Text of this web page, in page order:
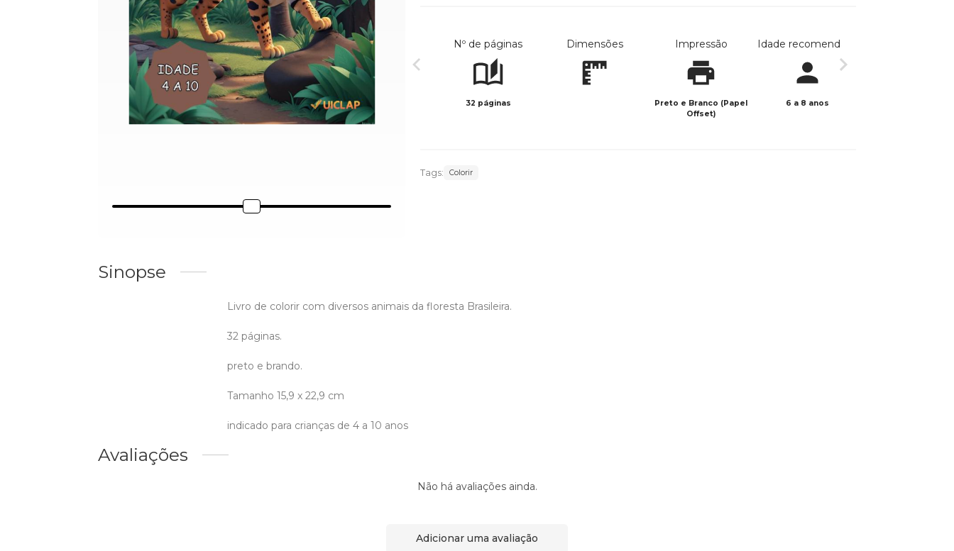
Nº de páginas
32 páginas
Dimensões Impressão
Preto e Branco (Papel
Offset)
Idade recomendada
6 a 8 anos
Tags: Colorir
Sinopse
Livro de colorir com diversos animais da floresta Brasileira.
32 páginas.
preto e brando.
Tamanho 15,9 x 22,9 cm
indicado para crianças de 4 a 10 anos
Avaliações
Não há avaliações ainda.
Adicionar uma avaliação